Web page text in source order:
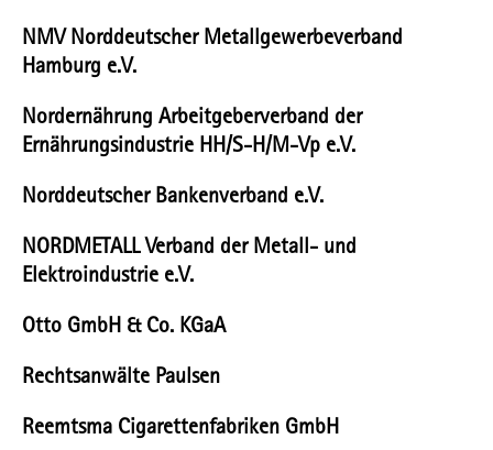
NMV Norddeutscher Metallgewerbeverband
Hamburg e.V.
Nordernährung Arbeitgeberverband der
Ernährungsindustrie HH/S-H/M-Vp e.V.
Norddeutscher Bankenverband e.V.
NORDMETALL Verband der Metall- und
Elektroindustrie e.V.
Otto GmbH & Co. KGaA
Rechtsanwälte Paulsen
Reemtsma Cigarettenfabriken GmbH